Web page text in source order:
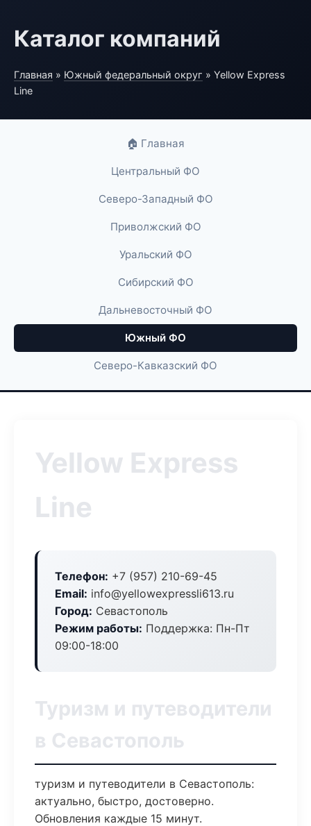
Каталог компаний
Главная » Южный федеральный округ » Yellow Express
Line
🏠 Главная
Центральный ФО
Северо-Западный ФО
Приволжский ФО
Уральский ФО
Сибирский ФО
Дальневосточный ФО
Южный ФО
Северо-Кавказский ФО
Yellow Express
Line
Телефон: +7 (957) 210-69-45
Email: info@yellowexpressli613.ru
Город: Севастополь
Режим работы: Поддержка: Пн-Пт
09:00-18:00
Туризм и путеводители
в Севастополь
туризм и путеводители в Севастополь:
актуально, быстро, достоверно.
Обновления каждые 15 минут.